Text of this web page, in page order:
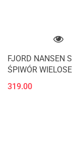
FJORD NANSEN
ŚPIWÓR
319.00